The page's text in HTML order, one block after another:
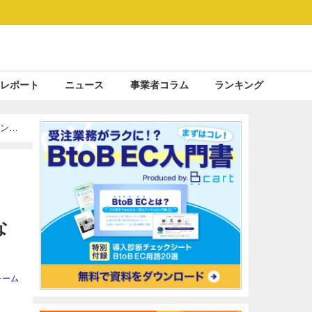
ポート ニュース 事業者コラム ランキング
ド
ム